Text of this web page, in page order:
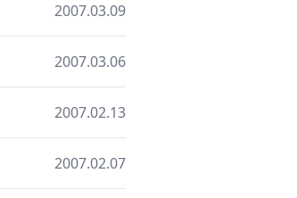
2007.03.09
2007.03.06
2007.02.13
2007.02.07